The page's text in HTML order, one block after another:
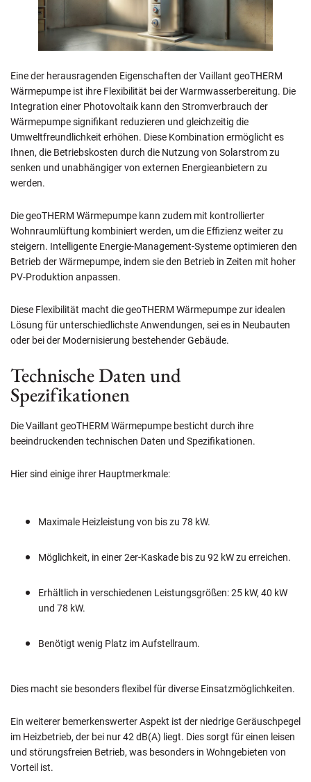
Eine der herausragenden Eigenschaften der Vaillant geoTHERM
Wärmepumpe ist ihre Flexibilität bei der Warmwasserbereitung. Die
Integration einer Photovoltaik kann den Stromverbrauch der
Wärmepumpe signifikant reduzieren und gleichzeitig die
Umweltfreundlichkeit erhöhen. Diese Kombination ermöglicht es
Ihnen, die Betriebskosten durch die Nutzung von Solarstrom zu
senken und unabhängiger von externen Energieanbietern zu
werden.
Die geoTHERM Wärmepumpe kann zudem mit kontrollierter
Wohnraumlüftung kombiniert werden, um die Effizienz weiter zu
steigern. Intelligente Energie-Management-Systeme optimieren den
Betrieb der Wärmepumpe, indem sie den Betrieb in Zeiten mit hoher
PV-Produktion anpassen.
Diese Flexibilität macht die geoTHERM Wärmepumpe zur idealen
Lösung für unterschiedlichste Anwendungen, sei es in Neubauten
oder bei der Modernisierung bestehender Gebäude.
Technische Daten und
Spezifikationen
Die Vaillant geoTHERM Wärmepumpe besticht durch ihre
beeindruckenden technischen Daten und Spezifikationen.
Hier sind einige ihrer Hauptmerkmale:
Maximale Heizleistung von bis zu 78 kW.
Möglichkeit, in einer 2er-Kaskade bis zu 92 kW zu erreichen.
Erhältlich in verschiedenen Leistungsgrößen: 25 kW, 40 kW
und 78 kW.
Benötigt wenig Platz im Aufstellraum.
Dies macht sie besonders flexibel für diverse Einsatzmöglichkeiten.
Ein weiterer bemerkenswerter Aspekt ist der niedrige Geräuschpegel
im Heizbetrieb, der bei nur 42 dB(A) liegt. Dies sorgt für einen leisen
und störungsfreien Betrieb, was besonders in Wohngebieten von
Vorteil ist.